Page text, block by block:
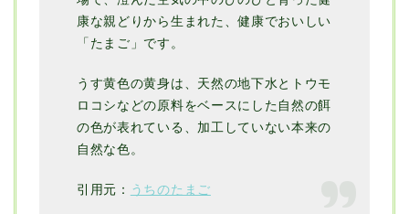
康な親どりから生まれた、健康でおいしい
「たまご」です。
うす黄色の黄身は、天然の地下水とトウモ
ロコシなどの原料をベースにした自然の餌
の色が表れている、加工していない本来の
自然な色。
引用元： うちのたまご